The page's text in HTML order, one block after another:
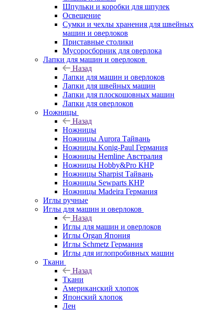
Шпульки и коробки для шпулек
Освещение
Сумки и чехлы хранения для швейных
машин и оверлоков
Приставные столики
Мусоросборник для оверлока
Лапки для машин и оверлоков
Назад
Лапки для машин и оверлоков
Лапки для швейных машин
Лапки для плоскошовных машин
Лапки для оверлоков
Ножницы
Назад
Ножницы
Ножницы Aurora Тайвань
Ножницы Konig-Paul Германия
Ножницы Hemline Австралия
Ножницы Hobby&Pro КНР
Ножницы Sharpist Тайвань
Ножницы Sewparts КНР
Ножницы Madeira Германия
Иглы ручные
Иглы для машин и оверлоков
Назад
Иглы для машин и оверлоков
Иглы Organ Япония
Иглы Schmetz Германия
Иглы для иглопробивных машин
Ткани
Назад
Ткани
Американский хлопок
Японский хлопок
Лен